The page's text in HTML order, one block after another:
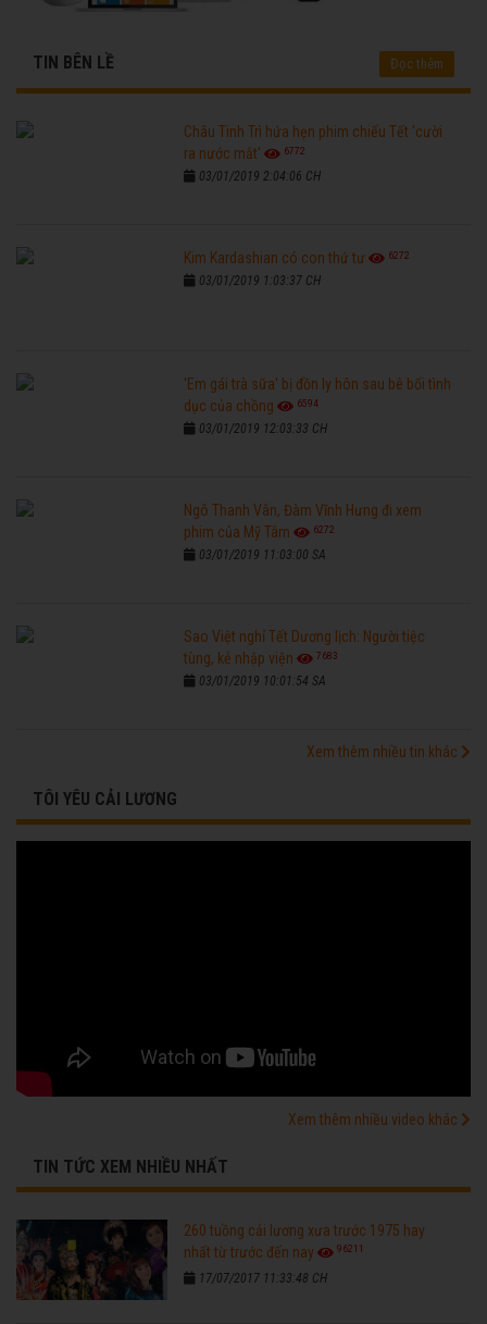
TIN BÊN LỀ Đọc thêm
Châu Tinh Trì hứa hẹn phim chiếu Tết 'cười
ra nước mắt'
6772
03/01/2019 2:04:06 CH
Kim Kardashian có con thứ tư 6272
03/01/2019 1:03:37 CH
'Em gái trà sữa' bị đồn ly hôn sau bê bối tình
dục của chồng
6594
03/01/2019 12:03:33 CH
Ngô Thanh Vân, Đàm Vĩnh Hưng đi xem
phim của Mỹ Tâm
6272
03/01/2019 11:03:00 SA
Sao Việt nghỉ Tết Dương lịch: Người tiệc
tùng, kẻ nhập viện
7683
03/01/2019 10:01:54 SA
Xem thêm nhiều tin khác
TÔI YÊU CẢI LƯƠNG
Xem thêm nhiều video khác
TIN TỨC XEM NHIỀU NHẤT
260 tuồng cải lương xưa trước 1975 hay
nhất từ trước đến nay
96211
17/07/2017 11:33:48 CH